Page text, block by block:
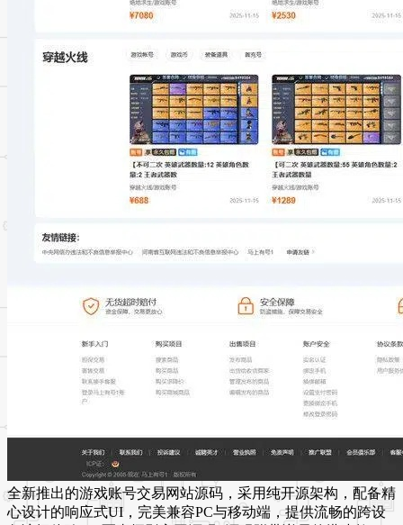
全新推出的游戏账号交易网站源码，采用纯开源架构，配备精
心设计的响应式UI，完美兼容PC与移动端，提供流畅的跨设